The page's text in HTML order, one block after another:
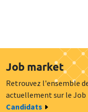
Job market
Retrouvez l'ensemble
actuellement sur le
Candidats